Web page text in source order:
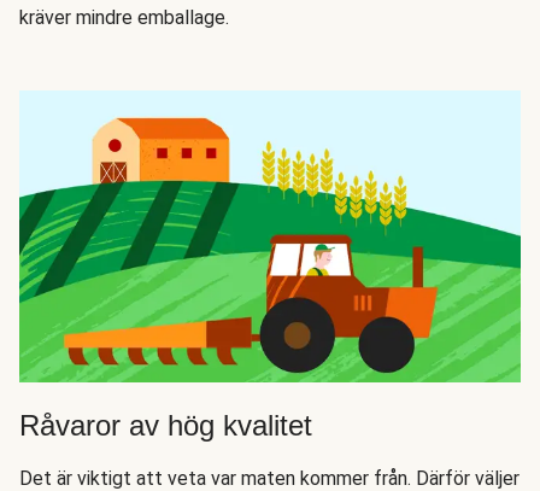
kräver mindre emballage.
Råvaror av hög kvalitet
Det är viktigt att veta var maten kommer från. Därför väljer